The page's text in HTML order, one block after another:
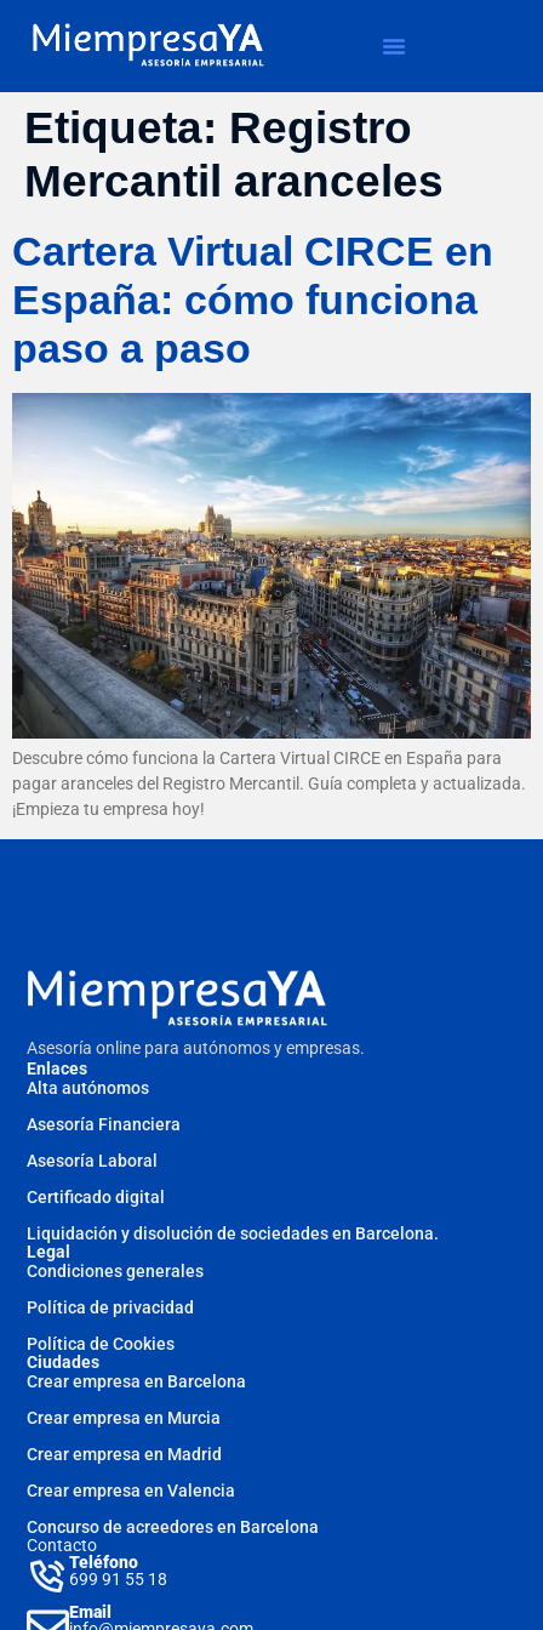
Etiqueta: Registro
Mercantil aranceles
Cartera Virtual CIRCE en
España: cómo funciona
paso a paso
Descubre cómo funciona la Cartera Virtual CIRCE en España para
pagar aranceles del Registro Mercantil. Guía completa y actualizada.
¡Empieza tu empresa hoy!
Asesoría online para autónomos y empresas.
Enlaces
Alta autónomos
Asesoría Financiera
Asesoría Laboral
Certificado digital
Liquidación y disolución de sociedades en Barcelona.
Legal
Condiciones generales
Política de privacidad
Política de Cookies
Ciudades
Crear empresa en Barcelona
Crear empresa en Murcia
Crear empresa en Madrid
Crear empresa en Valencia
Concurso de acreedores en Barcelona
Contacto
Teléfono
699 91 55 18
Email